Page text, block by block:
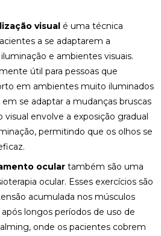
visual é uma técnica
a se adaptarem a
e ambientes visuais.
útil para pessoas que
em ambientes muito iluminados
se adaptar a mudanças bruscas
visual envolve a exposição gradual
permitindo que os olhos se
ocular também são uma
ocular. Esses exercícios são
acumulada nos músculos
longos períodos de uso de
onde os pacientes cobrem